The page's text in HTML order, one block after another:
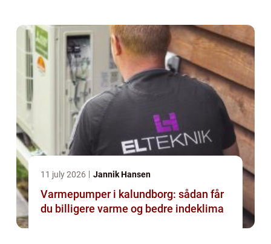
11 july 2026 Jannik Hansen
Varmepumper i kalundborg: sådan får
du billigere varme og bedre indeklima